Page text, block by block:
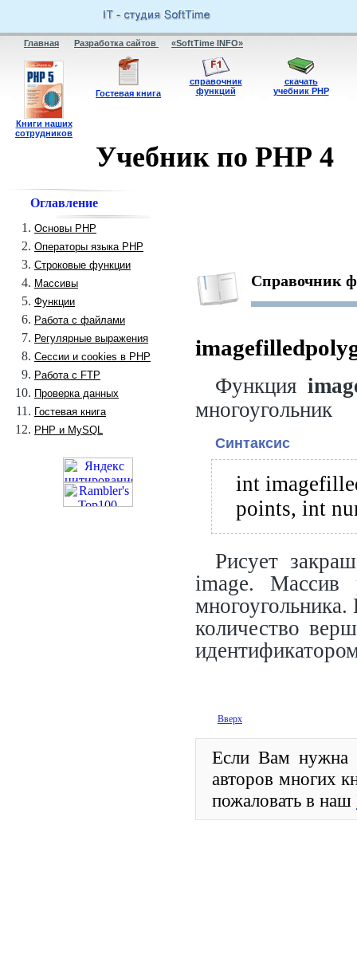
Главная Разработка сайтов «SoftTime INFO»
Книги наших
сотрудников
Гостевая книга
справочник
функций
скачать
учебник PHP
Учебник по PHP 4
Оглавление
Основы PHP
Операторы языка PHP
Строковые функции
Массивы
Функции
Работа с файлами
Регулярные выражения
Сессии и cookies в PHP
Работа с FTP
Проверка данных
Гостевая книга
PHP и MySQL
Справочник
Функция
многоугольник
Синтаксис
int
points, int
Рисует
image. Массив
количество
Вверх
Если Вам нужна
авторов многих
пожаловать в наш